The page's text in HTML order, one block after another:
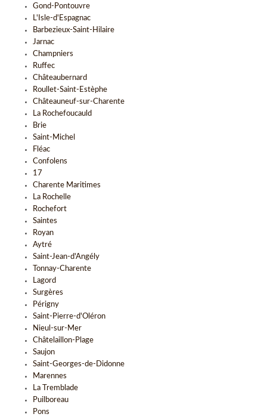
Gond-Pontouvre
L'Isle-d'Espagnac
Barbezieux-Saint-Hilaire
Jarnac
Champniers
Ruffec
Châteaubernard
Roullet-Saint-Estèphe
Châteauneuf-sur-Charente
La Rochefoucauld
Brie
Saint-Michel
Fléac
Confolens
17
Charente Maritimes
La Rochelle
Rochefort
Saintes
Royan
Aytré
Saint-Jean-d'Angély
Tonnay-Charente
Lagord
Surgères
Périgny
Saint-Pierre-d'Oléron
Nieul-sur-Mer
Châtelaillon-Plage
Saujon
Saint-Georges-de-Didonne
Marennes
La Tremblade
Puilboreau
Pons